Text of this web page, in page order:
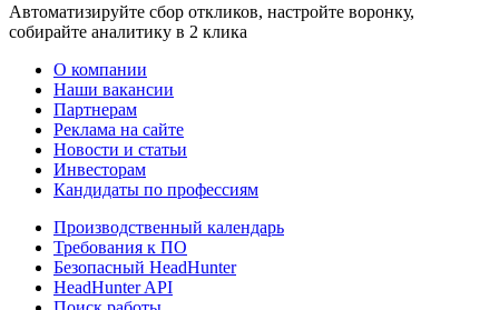
Автоматизируйте сбор откликов, настройте воронку,
собирайте аналитику в 2 клика
О компании
Наши вакансии
Партнерам
Реклама на сайте
Новости и статьи
Инвесторам
Кандидаты по профессиям
Производственный календарь
Требования к ПО
Безопасный HeadHunter
HeadHunter API